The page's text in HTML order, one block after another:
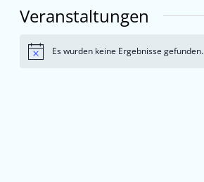
Veranstaltungen
HinweisEs wurden keine Ergebnisse gefunden.